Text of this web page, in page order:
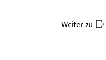
Weiter zu